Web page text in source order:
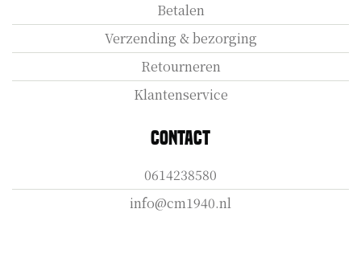
Betalen
Verzending & bezorging
Retourneren
Klantenservice
Contact
0614238580
info@cm1940.nl